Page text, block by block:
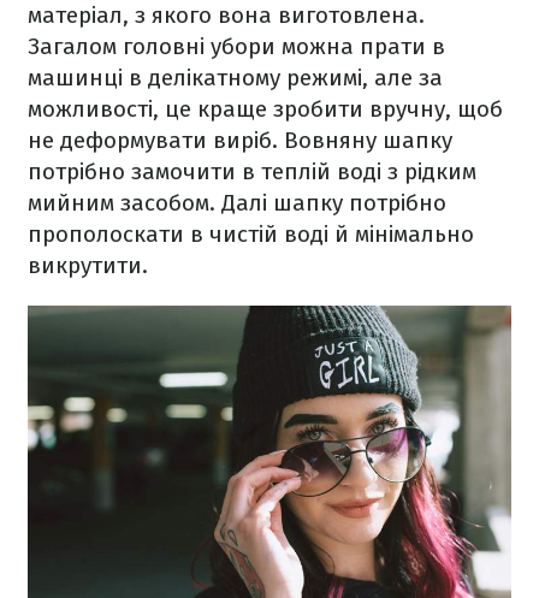
матеріал, з якого вона виготовлена.
Загалом головні убори можна прати в
машинці в делікатному режимі, але за
можливості, це краще зробити вручну, щоб
не деформувати виріб. Вовняну шапку
потрібно замочити в теплій воді з рідким
мийним засобом. Далі шапку потрібно
прополоскати в чистій воді й мінімально
викрутити.